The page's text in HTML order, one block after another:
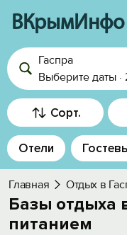
ВКрымИнфо
Войти
Избранное
История
Добавить
Гаспра
Выберите даты ·
Сорт.
Отели
Главная Отдых в
Базы отдыха
питанием